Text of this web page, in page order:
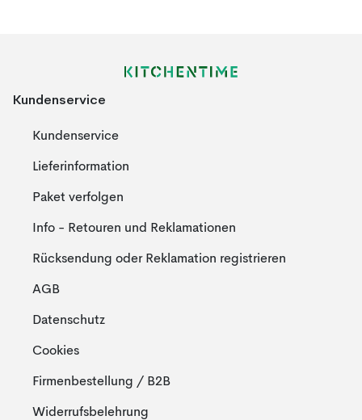
Kundenservice
Kundenservice
Lieferinformation
Paket verfolgen
Info - Retouren und Reklamationen
Rücksendung oder Reklamation registrieren
AGB
Datenschutz
Cookies
Firmenbestellung / B2B
Widerrufsbelehrung